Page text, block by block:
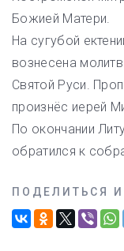
Божией Матери.
На сугубой
вознесена
Святой Руси.
произнёс иерей
По окончании
обратился к
ПОДЕЛИТЬСЯ